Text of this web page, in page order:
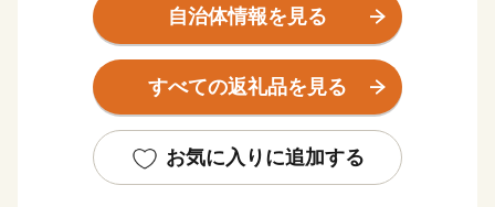
煙たかろ」と
唄われている「二本煙突」や「伊田竪坑櫓」、
また、国内初のユネスコ世界の記憶に登録された
「山本作兵衛コレクション」など、
自治体情報を見る
すべての返礼品を見る
お気に入りに追加する